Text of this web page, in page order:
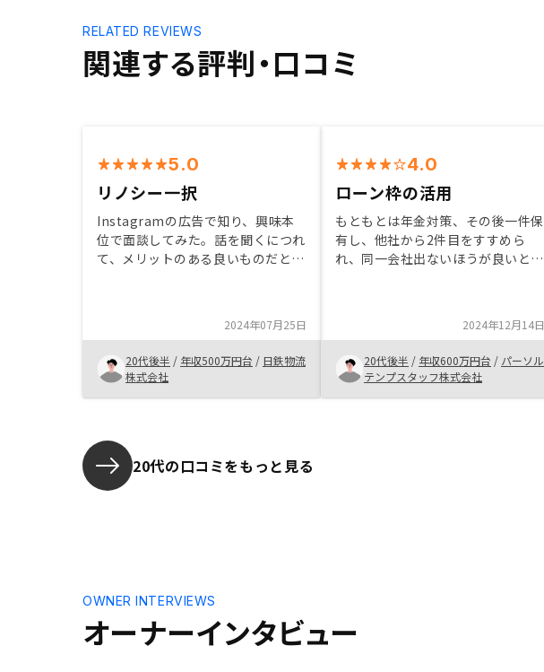
関連する評判・口コミ
RELATED REVIEWS
5.0
リノシー一択
Instagramの広告で知り、興味本
位で面談してみた。話を聞くにつれ
て、メリットのある良いものだと理
たが、圧倒的な違いを感じてリノシ
ーに決めました。
2024年07月25日
20代後半 / 年収500万円台 / 日鉄物流
株式会社
4.0
ローン枠の活用
もともとは年金対策、その後一件保
有し、他社から2件目をすすめら
れ、同一会社出ないほうが良いと思
色々な物件を比べて提案してもらえ
ること。
2024年12月14日
20代後半 / 年収600万円台 / パーソル
テンプスタッフ株式会社
20代の口コミをもっと見る
オーナーインタビュー
OWNER INTERVIEWS